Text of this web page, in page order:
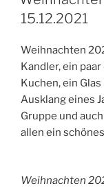
15.12.2021
Weihnachten
Kandler, ein
Kuchen, ein
Ausklang eines
Gruppe und
allen ein
Weihnachten